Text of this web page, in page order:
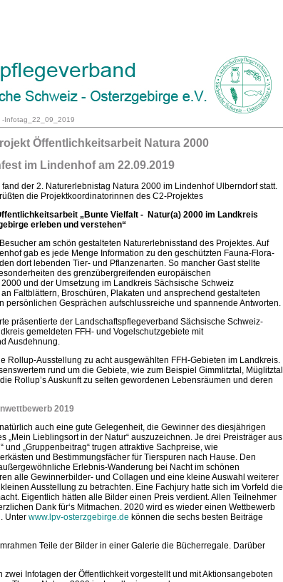
-Infotag_22_09_2019
Öffentlichkeitsarbeit Natura 2000
im Lindenhof am 22.09.2019
der 2. Naturerlebnistag Natura 2000 im Lindenhof Ulberndorf statt.
die Projektkoordinatorinnen des C2-Projektes
„Bunte Vielfalt - Natur(a) 2000 im Landkreis
erleben und verstehen“
am schön gestalteten Naturerlebnisstand des Projektes. Auf
gab es jede Menge Information zu den geschützten Fauna-Flora-
dort lebenden Tier- und Pflanzenarten. So mancher Gast stellte
des grenzübergreifenden europäischen
und der Umsetzung im Landkreis Sächsische Schweiz
Faltblättern, Broschüren, Plakaten und ansprechend gestalteten
persönlichen Gesprächen aufschlussreiche und spannende Antworten.
präsentierte der Landschaftspflegeverband Sächsische Schweiz-
gemeldeten FFH- und Vogelschutzgebiete mit
Ausdehnung.
Rollup-Ausstellung zu acht ausgewählten FFH-Gebieten im Landkreis.
rund um die Gebiete, wie zum Beispiel Gimmlitztal, Müglitztal
Rollup’s Auskunft zu selten gewordenen Lebensräumen und deren
2019
auch eine gute Gelegenheit, die Gewinner des diesjährigen
„Mein Lieblingsort in der Natur“ auszuzeichnen. Je drei Preisträger aus
und „Gruppenbeitrag“ trugen attraktive Sachpreise, wie
und Bestimmungsfächer für Tierspuren nach Hause. Den
Erlebnis-Wanderung bei Nacht im schönen
alle Gewinnerbilder- und Collagen und eine kleine Auswahl weiterer
Ausstellung zu betrachten. Eine Fachjury hatte sich im Vorfeld die
Eigentlich hätten alle Bilder einen Preis verdient. Allen Teilnehmer
Dank für‘s Mitmachen. 2020 wird es wieder einen Wettbewerb
Unter www.lpv-osterzgebirge.de können die sechs besten Beiträge
Teile der Bilder in einer Galerie die Bücherregale. Darüber
zwei Infotagen der Öffentlichkeit vorgestellt und mit Aktionsangeboten